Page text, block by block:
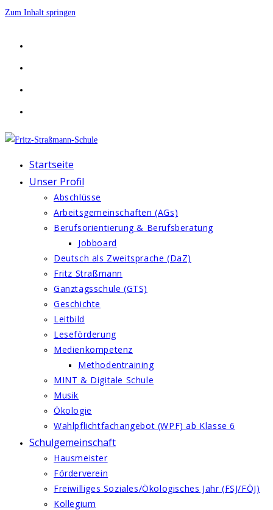
Zum Inhalt springen
Startseite
Unser Profil
Abschlüsse
Arbeitsgemeinschaften (AGs)
Berufsorientierung & Berufsberatung
Jobboard
Deutsch als Zweitsprache (DaZ)
Fritz Straßmann
Ganztagsschule (GTS)
Geschichte
Leitbild
Leseförderung
Medienkompetenz
Methodentraining
MINT & Digitale Schule
Musik
Ökologie
Wahlpflichtfachangebot (WPF) ab Klasse 6
Schulgemeinschaft
Hausmeister
Förderverein
Freiwilliges Soziales/Ökologisches Jahr (FSJ/FÖJ)
Kollegium